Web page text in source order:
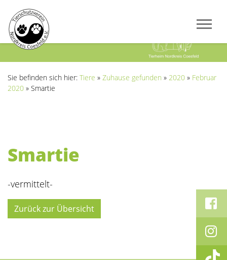
Sie befinden sich hier: Tiere » Zuhause gefunden » 2020 » Februar
2020 » Smartie
Smartie
-vermittelt-
Zurück zur Übersicht